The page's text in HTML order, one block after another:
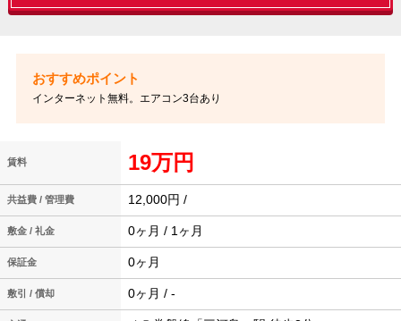
インターネット無料。エアコン3台あり
賃料 19万円
共益費 / 管理費 12,000円 /
敷金 / 礼金 0ヶ月 / 1ヶ月
保証金 0ヶ月
敷引 / 償却 0ヶ月 / -